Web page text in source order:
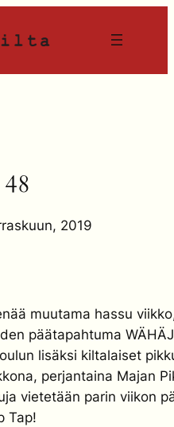
2019
muutama hassu
päätapahtuma
lisäksi kiltalaiset
perjantaina Majan
vietetään parin viikon
Tap!